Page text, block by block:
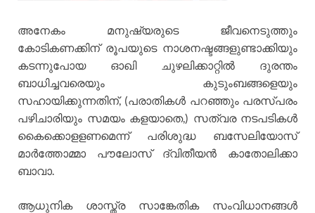
അനേകം മനുഷ്യരുടെ ജീവനെടുത്തും
കോടികണക്കിന് രൂപയുടെ നാശനഷ്ടങ്ങളുണ്ടാക്കിയും
കടന്നുപോയ ഓഖി ചുഴലിക്കാറ്റില്‍ ദുരന്തം
ബാധിച്ചവരെയും കുടുംബങ്ങളെയും
സഹായിക്കുന്നതിന്, (പരാതികള്‍ പറഞ്ഞും പരസ്പരം
പഴിചാരിയും സമയം കളയാതെ,) സത്വര നടപടികള്‍
കൈക്കൊളളണമെന്ന് പരിശുദ്ധ ബസേലിയോസ്
മാര്‍ത്തോമ്മാ പൗലോസ് ദ്വിതീയന്‍ കാതോലിക്കാ
ബാവാ.
ആധുനിക ശാസ്ത്ര സാങ്കേതിക സംവിധാനങ്ങള്‍